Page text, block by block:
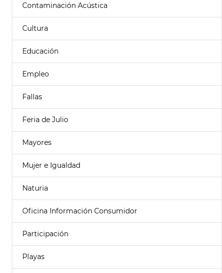
Contaminación Acústica
Cultura
Educación
Empleo
Fallas
Feria de Julio
Mayores
Mujer e Igualdad
Naturia
Oficina Información Consumidor
Participación
Playas